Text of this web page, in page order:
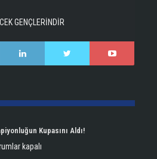
GENÇLERİNDİR
Kupasını Aldı!
kapalı